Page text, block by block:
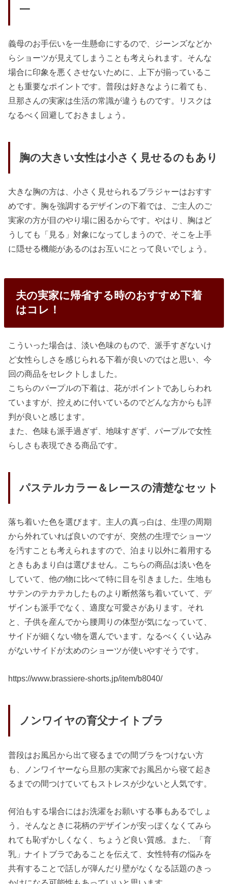
一
義母のお手伝いを一生懸命にするので、ジーンズなどか
らショーツが見えてしまうことも考えられます。そんな
場合に印象を悪くさせないために、上下が揃っているこ
とも重要なポイントです。普段は好きなように着ても、
旦那さんの実家は生活の常識が違うものです。リスクは
なるべく回避しておきましょう。
胸の大きい女性は小さく見せるのもあり
大きな胸の方は、小さく見せられるブラジャーはおすす
めです。胸を強調するデザインの下着では、ご主人のご
実家の方が目のやり場に困るからです。やはり、胸はど
うしても「見る」対象になってしまうので、そこを上手
に隠せる機能があるのはお互いにとって良いでしょう。
夫の実家に帰省する時のおすすめ下着
はコレ！
こういった場合は、淡い色味のもので、派手すぎないけ
ど女性らしさを感じられる下着が良いのではと思い、今
回の商品をセレクトしました。
こちらのパープルの下着は、花がポイントであしらわれ
ていますが、控えめに付いているのでどんな方からも評
判が良いと感じます。
また、色味も派手過ぎず、地味すぎず、パープルで女性
らしさも表現できる商品です。
パステルカラー＆レースの清楚なセット
落ち着いた色を選びます。主人の真っ白は、生理の周期
から外れていれば良いのですが、突然の生理でショーツ
を汚すことも考えられますので、泊まり以外に着用する
ときもあまり白は選びません。こちらの商品は淡い色を
していて、他の物に比べて特に目を引きました。生地も
サテンのテカテカしたものより断然落ち着いていて、デ
ザインも派手でなく、適度な可愛さがあります。それ
と、子供を産んでから腰周りの体型が気になっていて、
サイドが細くない物を選んでいます。なるべくくい込み
がないサイドが太めのショーツが使いやすそうです。
https://www.brassiere-shorts.jp/item/b8040/
ノンワイヤの育父ナイトブラ
普段はお風呂から出て寝るまでの間ブラをつけない方
も、ノンワイヤーなら旦那の実家でお風呂から寝て起き
るまでの間つけていてもストレスが少ないと人気です。
何泊もする場合にはお洗濯をお願いする事もあるでしょ
う。そんなときに花柄のデザインが安っぽくなくてみら
れても恥ずかしくなく、ちょうど良い質感。また、「育
乳」ナイトブラであることを伝えて、女性特有の悩みを
共有することで話しが弾んだり壁がなくなる話題のきっ